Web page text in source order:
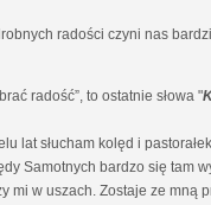
radości czyni nas
radość”, to ostatnie słowa "
lat słucham kolęd i
Samotnych bardzo się tam
mi w uszach. Zostaje ze mną